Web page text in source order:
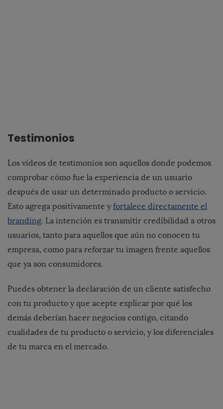
Testimonios
Los vídeos de testimonios son aquellos donde podemos
comprobar cómo fue la experiencia de un usuario
después de usar un determinado producto o servicio.
Esto agrega positivamente yfortalece directamente el
branding. La intención es transmitir credibilidad a otros
usuarios, tanto para aquellos que aún no conocen tu
empresa, como para reforzar tu imagen frente aquellos
que ya son consumidores.
Puedes obtener la declaración de un cliente satisfecho
con tu producto y que acepte explicar por qué los
demás deberían hacer negocios contigo, citando
cualidades de tu producto o servicio, y los diferenciales
de tu marca en el mercado.